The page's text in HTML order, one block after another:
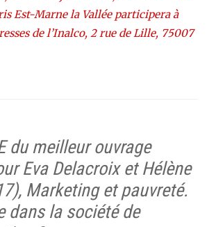
Est-Marne la Vallée participera à
de l’Inalco, 2 rue de Lille, 75007
du meilleur ouvrage
Eva Delacroix et Hélène
Marketing et pauvreté.
dans la société de